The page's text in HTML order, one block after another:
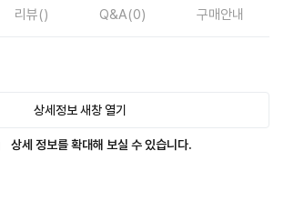
리뷰() Q&A(0) 구매안내
상세정보 새창 열기
상세 정보를 확대해 보실 수 있습니다.